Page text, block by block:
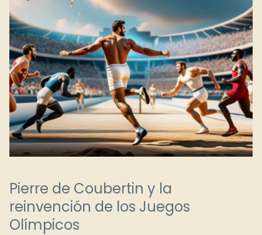
Pierre de Coubertin y la
reinvención de los Juegos
Olímpicos